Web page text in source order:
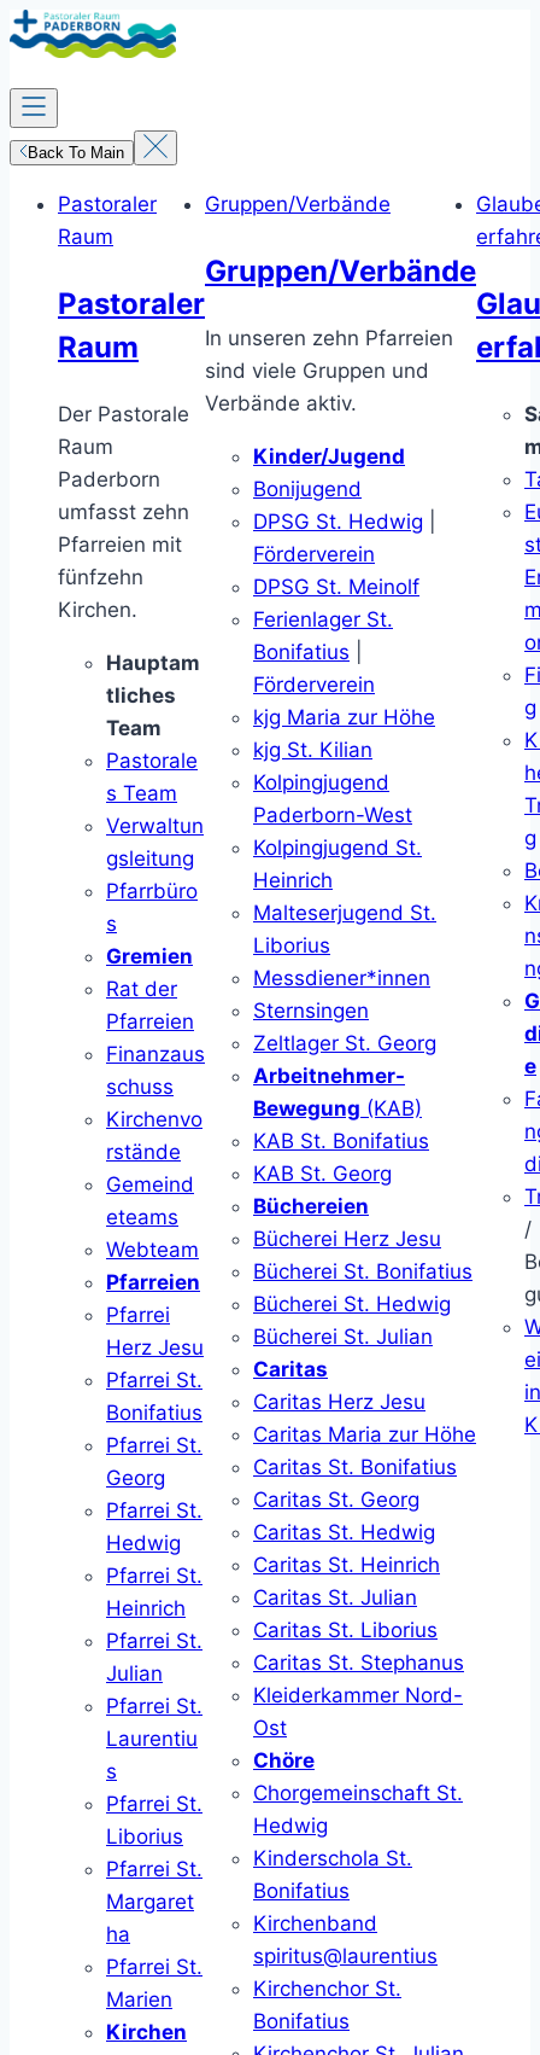
Zum
Inhalt
springen
Back To Main
Pastoraler
Raum
Pastoraler
Raum
Der Pastorale
Raum
Paderborn
umfasst zehn
Pfarreien mit
fünfzehn
Kirchen.
Hauptam
tliches
Team
Pastorale
s Team
Verwaltun
gsleitung
Pfarrbüro
s
Gremien
Rat der
Pfarreien
Finanzaus
schuss
Kirchenvo
rstände
Gemeind
eteams
Webteam
Pfarreien
Pfarrei
Herz Jesu
Pfarrei St.
Bonifatius
Pfarrei St.
Georg
Pfarrei St.
Hedwig
Pfarrei St.
Heinrich
Pfarrei St.
Julian
Pfarrei St.
Laurentiu
s
Pfarrei St.
Liborius
Pfarrei St.
Margaret
ha
Pfarrei St.
Marien
Kirchen
Gruppen/Verbände
Gruppen/Verbände
In unseren zehn Pfarreien
sind viele Gruppen und
Verbände aktiv.
Kinder/Jugend
Bonijugend
DPSG St. Hedwig
Förderverein
DPSG St. Meinolf
Ferienlager St.
Bonifatius
Förderverein
kjg Maria zur Höhe
kjg St. Kilian
Kolpingjugend
Paderborn-West
Kolpingjugend St.
Heinrich
Malteserjugend St.
Liborius
Messdiener*innen
Sternsingen
Zeltlager St. Georg
Arbeitnehmer-
Bewegung (KAB)
KAB St. Bonifatius
KAB St. Georg
Büchereien
Bücherei Herz Jesu
Bücherei St. Bonifatius
Bücherei St. Hedwig
Bücherei St. Julian
Caritas
Caritas Herz Jesu
Caritas Maria zur Höhe
Caritas St. Bonifatius
Caritas St. Georg
Caritas St. Hedwig
Caritas St. Heinrich
Caritas St. Julian
Caritas St. Liborius
Caritas St. Stephanus
Kleiderkammer Nord-
Ost
Chöre
Chorgemeinschaft St.
Hedwig
Kinderschola St.
Bonifatius
Kirchenband
spiritus@laurentius
Kirchenchor St.
Bonifatius
g
g
e
/